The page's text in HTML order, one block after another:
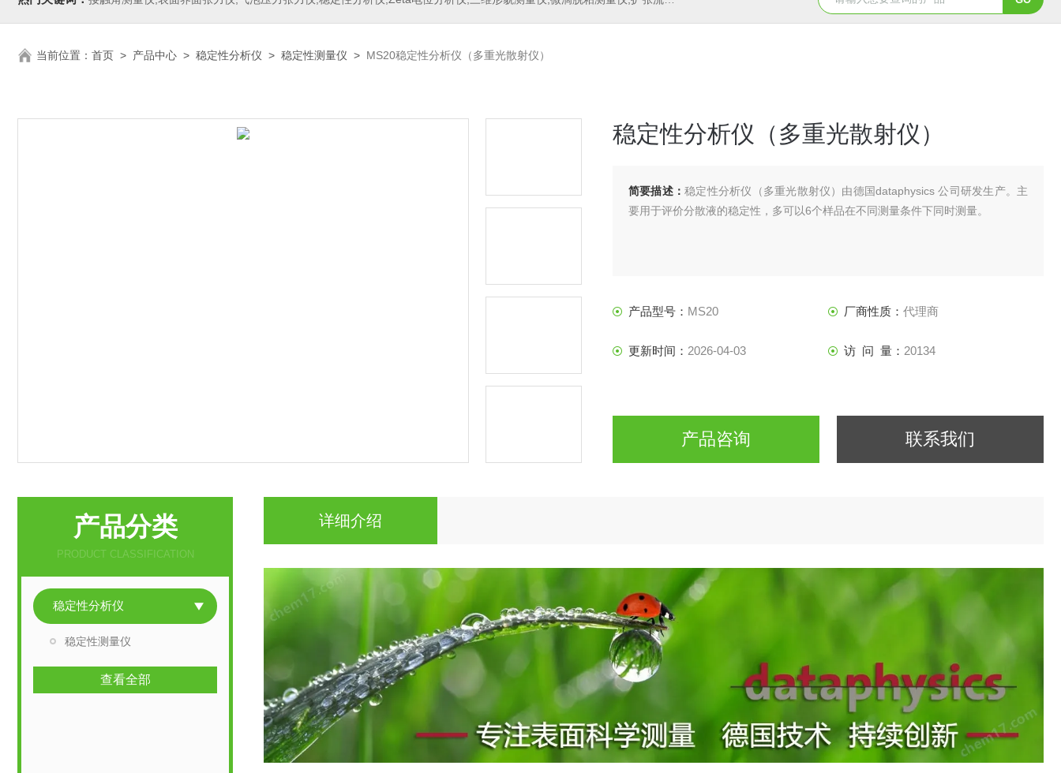
当前位置： 首页 > 产品中心 > 稳定性分析仪 > 稳定性测量仪 > MS20稳定性分析仪（多重光散射仪）
稳定性分析仪（多重光散射仪）
简要描述：稳定性分析仪（多重光散射仪）由德国dataphysics 公司研发生产。主
要用于评价分散液的稳定性，多可以6个样品在不同测量条件下同时测量。
产品型号： MS20 厂商性质： 代理商
更新时间： 2026-04-03 访 问 量： 20134
产品咨询 联系我们
产品分类
PRODUCT CLASSIFICATION
稳定性分析仪
稳定性测量仪
查看全部
详细介绍